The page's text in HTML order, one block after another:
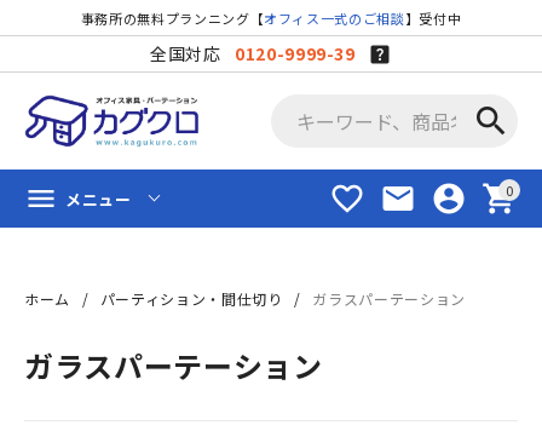
事務所の無料プランニング【オフィス一式のご相談】受付中
全国対応 0120-9999-39
search
favorite_border mail account_circle shopping_cart
menu メニュー
ホーム パーティション・間仕切り ガラスパーテーション
ガラスパーテーション